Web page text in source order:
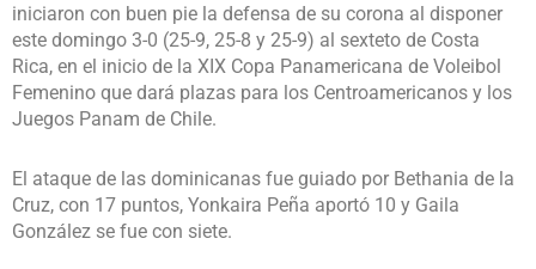
iniciaron con buen pie la defensa de su corona al disponer
este domingo 3-0 (25-9, 25-8 y 25-9) al sexteto de Costa
Rica, en el inicio de la XIX Copa Panamericana de Voleibol
Femenino que dará plazas para los Centroamericanos y los
Juegos Panam de Chile.
El ataque de las dominicanas fue guiado por Bethania de la
Cruz, con 17 puntos, Yonkaira Peña aportó 10 y Gaila
González se fue con siete.